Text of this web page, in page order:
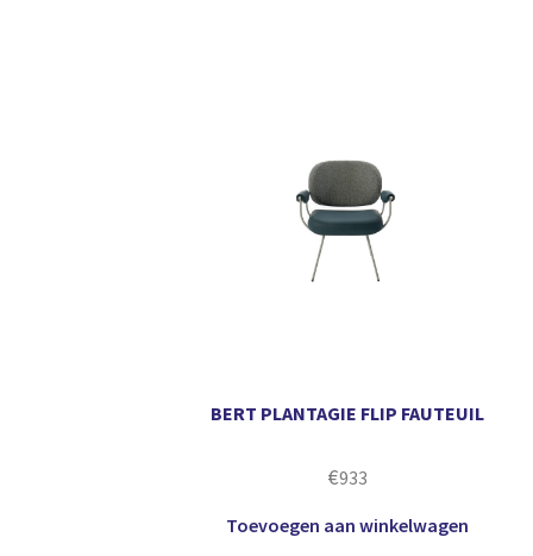
BERT PLANTAGIE FLIP FAUTEUIL
€933
Toevoegen aan winkelwagen